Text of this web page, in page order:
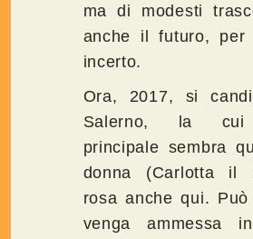
ma di modesti
anche il futuro, per
incerto.
Ora, 2017, si
Salerno, la cui
principale sembra
donna (Carlotta il
rosa anche qui.
venga ammessa